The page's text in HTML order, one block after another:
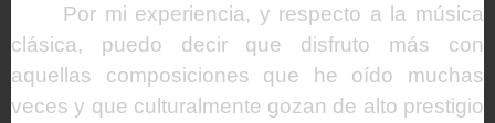
Por mi experiencia, y respecto a la música
clásica, puedo decir que disfruto más con
aquellas composiciones que he oído muchas
veces y que culturalmente gozan de alto prestigio